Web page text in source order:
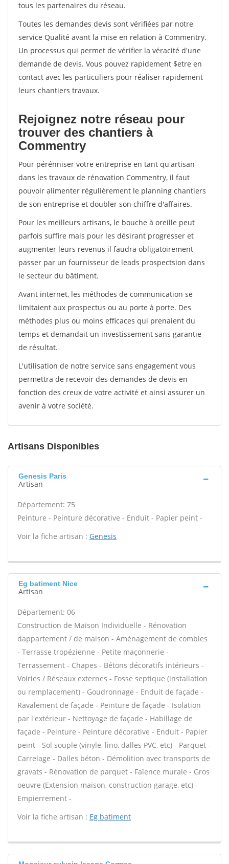
tous les partenaires du réseau.
Toutes les demandes devis sont vérifiées par notre
service Qualité avant la mise en relation à Commentry.
Un processus qui permet de vérifier la véracité d'une
demande de devis. Vous pouvez rapidement $etre en
contact avec les particuliers pour réaliser rapidement
leurs chantiers travaux.
Rejoignez notre réseau pour
trouver des chantiers à
Commentry
Pour pérénniser votre entreprise en tant qu'artisan
dans les travaux de rénovation Commentry, il faut
pouvoir alimenter régulièrement le planning chantiers
de son entreprise et doubler son chiffre d'affaires.
Pour les meilleurs artisans, le bouche à oreille peut
parfois suffire mais pour les désirant progresser et
augmenter leurs revenus il faudra obligatoirement
passer par un fournisseur de leads prospectsion dans
le secteur du bâtiment.
Avant internet, les méthodes de communication se
limitaient aux prospectus ou au porte à porte. Des
méthodes plus ou moins efficaces qui prenaient du
temps et demandait un investissement sans garantie
de résultat.
L'utilisation de notre service sans engagement vous
permettra de recevoir des demandes de devis en
fonction des creux de votre activité et ainsi assurer un
avenir à votre société.
Artisans Disponibles
Genesis Paris
Artisan
Département: 75
Peinture - Peinture décorative - Enduit - Papier peint -
Voir la fiche artisan : Genesis
Eg batiment Nice
Artisan
Département: 06
Construction de Maison Individuelle - Rénovation
dappartement / de maison - Aménagement de combles
- Terrasse tropézienne - Petite maçonnerie -
Terrassement - Chapes - Bétons décoratifs intérieurs -
Voiries / Réseaux externes - Fosse septique (installation
ou remplacement) - Goudronnage - Enduit de façade -
Ravalement de façade - Peinture de façade - Isolation
par l'extérieur - Nettoyage de façade - Habillage de
façade - Peinture - Peinture décorative - Enduit - Papier
peint - Sol souple (vinyle, lino, dalles PVC, etc) - Parquet -
Carrelage - Dalles béton - Démolition avec transports de
gravats - Rénovation de parquet - Faïence murale - Gros
oeuvre (Extension maison, construction garage, etc) -
Empierrement -
Voir la fiche artisan : Eg batiment